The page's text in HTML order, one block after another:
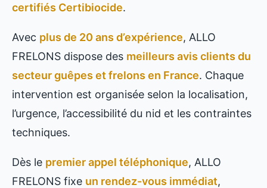
certifiés Certibiocide.
Avec plus de 20 ans d’expérience, ALLO
FRELONS dispose des meilleurs avis clients du
secteur guêpes et frelons en France. Chaque
intervention est organisée selon la localisation,
l’urgence, l’accessibilité du nid et les contraintes
techniques.
Dès le premier appel téléphonique, ALLO
FRELONS fixe un rendez-vous immédiat,